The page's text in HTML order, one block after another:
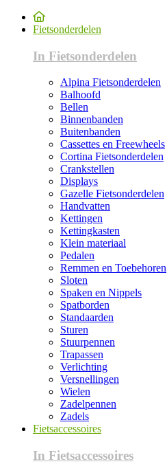
Fietsonderdelen
In Fietsonderdelen
Alpina Fietsonderdelen
Balhoofd
Bellen
Binnenbanden
Buitenbanden
Cassettes en Freewheels
Cortina Fietsonderdelen
Crankstellen
Displays
Gazelle Fietsonderdelen
Handvatten
Kettingen
Kettingkasten
Klein materiaal
Pedalen
Remmen en Toebehoren
Sloten
Spaken en Nippels
Spatborden
Standaarden
Sturen
Stuurpennen
Trapassen
Verlichting
Versnellingen
Wielen
Zadelpennen
Zadels
Fietsaccessoires
In Fietsaccessoires